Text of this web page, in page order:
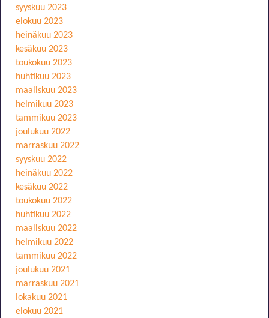
syyskuu 2023
elokuu 2023
heinäkuu 2023
kesäkuu 2023
toukokuu 2023
huhtikuu 2023
maaliskuu 2023
helmikuu 2023
tammikuu 2023
joulukuu 2022
marraskuu 2022
syyskuu 2022
heinäkuu 2022
kesäkuu 2022
toukokuu 2022
huhtikuu 2022
maaliskuu 2022
helmikuu 2022
tammikuu 2022
joulukuu 2021
marraskuu 2021
lokakuu 2021
elokuu 2021